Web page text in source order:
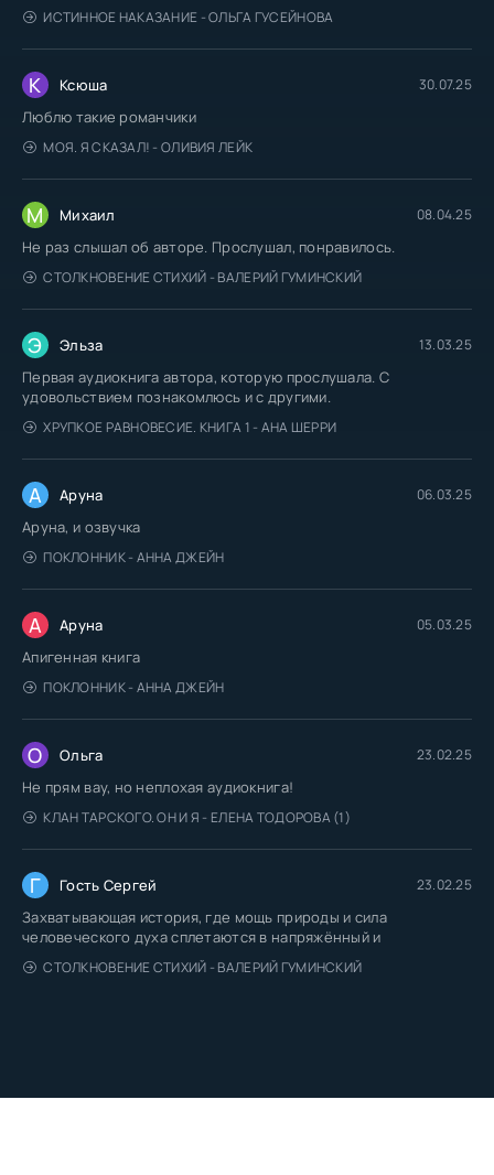
ИСТИННОЕ НАКАЗАНИЕ - ОЛЬГА ГУСЕЙНОВА
К Ксюша 30.07.25
Люблю такие романчики
МОЯ. Я СКАЗАЛ! - ОЛИВИЯ ЛЕЙК
М Михаил 08.04.25
Не раз слышал об авторе. Прослушал, понравилось.
СТОЛКНОВЕНИЕ СТИХИЙ - ВАЛЕРИЙ ГУМИНСКИЙ
Э Эльза 13.03.25
Первая аудиокнига автора, которую прослушала. С
удовольствием познакомлюсь и с другими.
ХРУПКОЕ РАВНОВЕСИЕ. КНИГА 1 - АНА ШЕРРИ
А Аруна 06.03.25
Аруна, и озвучка
ПОКЛОННИК - АННА ДЖЕЙН
А Аруна 05.03.25
Апигенная книга
ПОКЛОННИК - АННА ДЖЕЙН
О Ольга 23.02.25
Не прям вау, но неплохая аудиокнига!
КЛАН ТАРСКОГО. ОН И Я - ЕЛЕНА ТОДОРОВА (1)
Г Гость Сергей 23.02.25
Захватывающая история, где мощь природы и сила
человеческого духа сплетаются в напряжённый и
СТОЛКНОВЕНИЕ СТИХИЙ - ВАЛЕРИЙ ГУМИНСКИЙ